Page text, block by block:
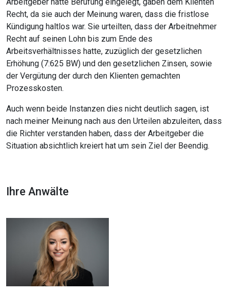
Recht, da sie auch der Meinung waren, dass die fristlose
Kündigung haltlos war. Sie urteilten, dass der Arbeitnehmer
Recht auf seinen Lohn bis zum Ende des
Arbeitsverhältnisses hatte, zuzüglich der gesetzlichen
Erhöhung (7:625 BW) und den gesetzlichen Zinsen, sowie
der Vergütung der durch den Klienten gemachten
Prozesskosten.
Auch wenn beide Instanzen dies nicht deutlich sagen, ist
nach meiner Meinung nach aus den Urteilen abzuleiten, dass
die Richter verstanden haben, dass der Arbeitgeber die
Situation absichtlich kreiert hat um sein Ziel der Beendig.
Ihre Anwälte